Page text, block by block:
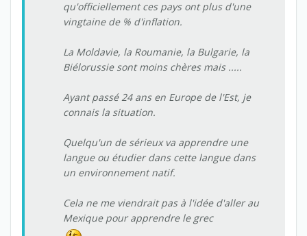
qu'officiellement ces pays ont plus d'une
vingtaine de % d'inflation.
La Moldavie, la Roumanie, la Bulgarie, la
Biélorussie sont moins chères mais .....
Ayant passé 24 ans en Europe de l'Est, je
connais la situation.
Quelqu'un de sérieux va apprendre une
langue ou étudier dans cette langue dans
un environnement natif.
Cela ne me viendrait pas à l'idée d'aller au
Mexique pour apprendre le grec